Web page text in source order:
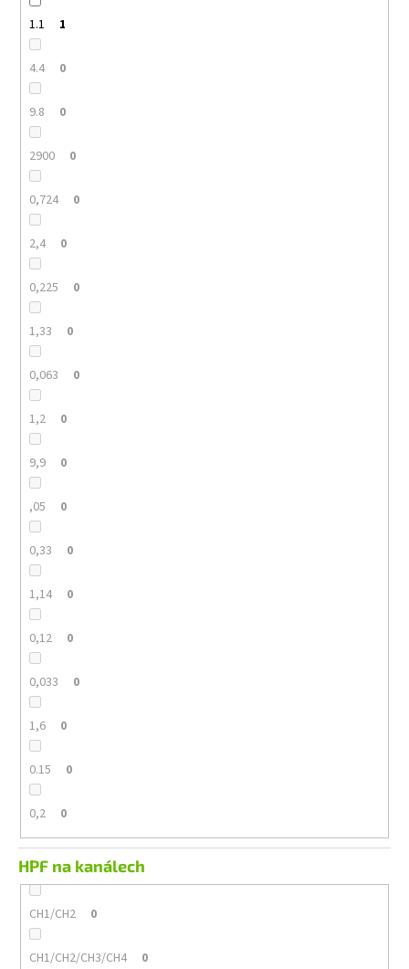
1.1 1
4.4 0
9.8 0
2900 0
0,724 0
2,4 0
0,225 0
1,33 0
0,063 0
1,2 0
9,9 0
,05 0
0,33 0
1,14 0
0,12 0
0,033 0
1,6 0
0.15 0
0,2 0
HPF na kanálech
CH1/CH2 0
CH1/CH2/CH3/CH4 0